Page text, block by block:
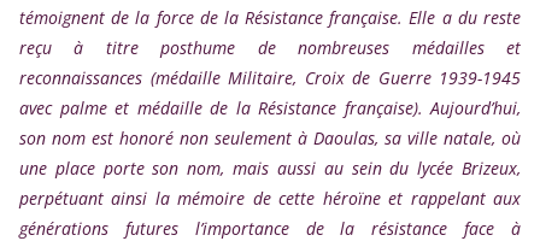
témoignent de la force de la Résistance française.Elle a du reste
reçu à titre posthume de nombreuses médailles et
reconnaissances (médaille Militaire, Croix de Guerre 1939-1945
avec palme et médaille de la Résistance française). Aujourd’hui,
son nom est honoré non seulement à Daoulas, sa ville natale, où
une place porte son nom, mais aussi au sein du lycée Brizeux,
perpétuant ainsi la mémoire de cette héroïne et rappelant aux
générations futures l’importance de la résistance face à